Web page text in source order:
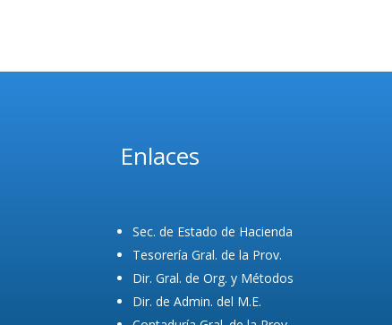
Enlaces
Sec. de Estado de Hacienda
Tesorería Gral. de la Prov.
Dir. Gral. de Org. y Métodos
Dir. de Admin. del M.E.